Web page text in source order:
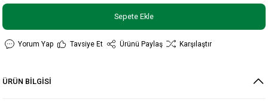
Sepete Ekle
Yorum Yap Tavsiye Et Ürünü Paylaş Karşılaştır
ÜRÜN BİLGİSİ